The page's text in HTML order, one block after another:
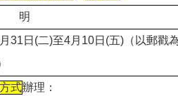
31日(二)至4月10日(五)（以郵戳
方式辦理：